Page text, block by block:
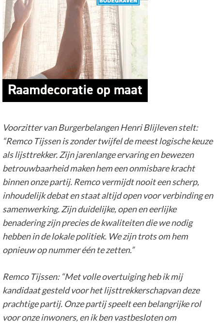
Voorzitter van BurgerbelangenHenri Blijlevenstelt:
“Remco Tijssen is zonder twijfel de meest logische keuze
als lijsttrekker. Zijn jarenlange ervaring en bewezen
betrouwbaarheid maken hem een onmisbare kracht
binnen onze partij. Remco vermijdt nooit een scherp,
inhoudelijk debat en staat altijd open voor verbinding en
samenwerking. Zijn duidelijke, open en eerlijke
benadering zijn precies de kwaliteiten die we nodig
hebben in de lokale politiek. We zijn trots om hem
opnieuw op nummer één te zetten.”
Remco Tijssen: “Met volle overtuiging heb ik mij
kandidaat gesteld voor hetlijsttrekkerschapvan deze
prachtige partij. Onze partij speelt eenbelangrijkerol
voor onze inwoners, en ik ben vastbesloten om